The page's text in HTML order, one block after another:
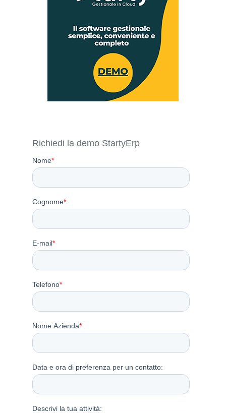
Richiedi la demo StartyErp